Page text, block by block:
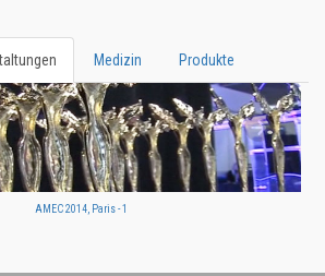
Medizin Produkte
AMEC 2014, Paris - 1